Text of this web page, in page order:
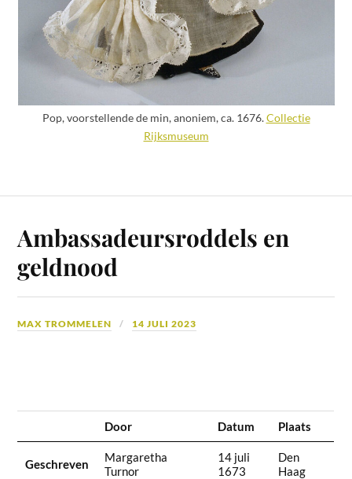
Pop, voorstellende de min, anoniem, ca. 1676.Collectie
Rijksmuseum
Ambassadeursroddels en
geldnood
MAX TROMMELEN 14 JULI 2023
Door Datum Plaats
Geschreven
Margaretha
Turnor
14 juli
1673
Den
Haag